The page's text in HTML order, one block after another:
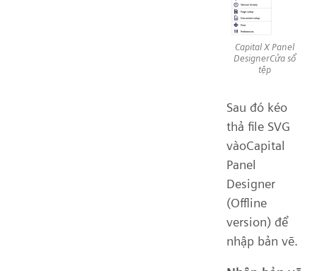
Capital X Panel
DesignerCửa sổ
tệp
Sau đó kéo
thả file SVG
vàoCapital
Panel
Designer
(Offline
version) để
nhập bản vẽ.